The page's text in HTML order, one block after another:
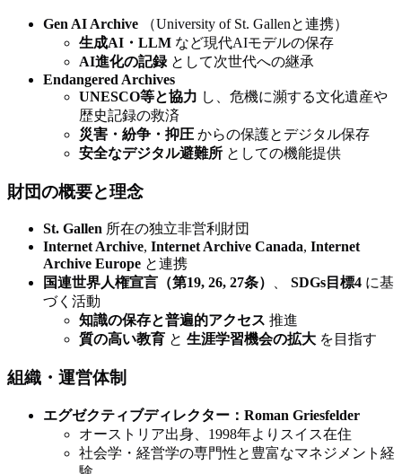
Gen AI Archive （University of St. Gallenと連携）
生成AI・LLM など現代AIモデルの保存
AI進化の記録として次世代への継承
Endangered Archives
UNESCO等と協力 し、危機に瀕する文化遺産や
歴史記録の救済
災害・紛争・抑圧 からの保護とデジタル保存
安全なデジタル避難所 としての機能提供
財団の概要と理念
St. Gallen 所在の独立非営利財団
Internet Archive, Internet Archive Canada, Internet
Archive Europe と連携
国連世界人権宣言（第19, 26, 27条）
SDGs目標4 に基
づく活動
知識の保存と普遍的アクセス 推進
質の高い教育 と 生涯学習機会の拡大 を目指す
組織・運営体制
エグゼクティブディレクター：Roman Griesfelder
オーストリア出身、1998年よりスイス在住
社会学・経営学の専門性と豊富なマネジメント経